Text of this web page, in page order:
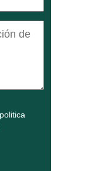
politica